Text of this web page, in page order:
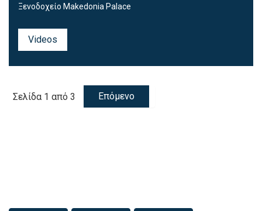
Ξενοδοχείο Makedonia Palace
Videos
Σελίδα 1 από 3 Επόμενο